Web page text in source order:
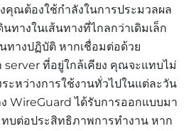
คุณต้องใช้กำลังในการประมวลผล
ทางในเส้นทางที่ไกลกว่าเดิมเล็ก
ทางปฏิบัติ หากเชื่อมต่อด้วย
server ที่อยู่ใกล้เคียง คุณจะแทบไม่
ะหว่างการใช้งานทั่วไปในแต่ละวัน
WireGuard ได้รับการออกแบบมา
ทบต่อประสิทธิภาพการทำงาน หาก